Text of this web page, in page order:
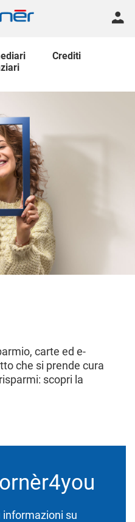
Crediti
carte ed e-
che si prende cura
scopri la
informazioni su